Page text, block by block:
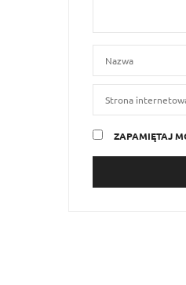
ZAPAMIĘTAJ